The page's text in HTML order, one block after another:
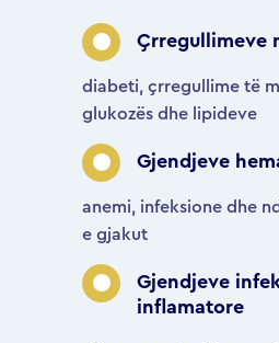
Çrregullimeve
diabeti, çrregullime të
glukozës dhe lipideve
Gjendjeve
anemi, infeksione dhe
e gjakut
Gjendjeve
inflamatore